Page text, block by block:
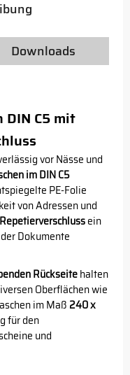
Downloads
C5 mit
vor Nässe und
im DIN C5
PE-Folie
von Adressen und
Repetierverschlussein
Dokumente
Rückseitehalten
Oberflächen wie
im Maß 240 x
für den
und